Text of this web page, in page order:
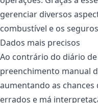
gerenciar diversos
combustível e os
Dados mais precisos
Ao contrário do diário
preenchimento manual
aumentando as
errados e má